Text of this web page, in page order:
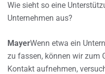
Wie sieht so eine
Unternehmen aus?
MayerWenn etwa ein
zu fassen, können wir zum
Kontakt aufnehmen,